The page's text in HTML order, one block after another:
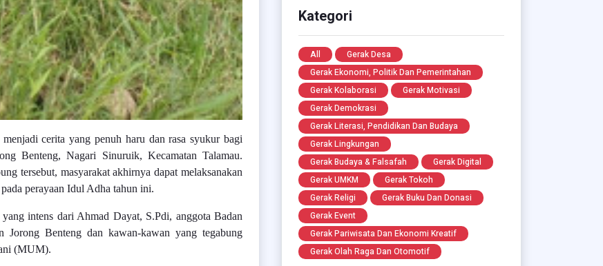
cerita yang penuh haru dan rasa syukur bagi
Benteng, Nagari Sinuruik, Kecamatan Talamau.
tersebut, masyarakat akhirnya dapat melaksanakan
perayaan Idul Adha tahun ini.
intens dari Ahmad Dayat, S.Pdi, anggota Badan
Benteng dan kawan-kawan yang tegabung
(MUM).
Kategori
All
Gerak Desa
Gerak Ekonomi, Politik Dan Pemerintahan
Gerak Kolaborasi
Gerak Motivasi
Gerak Demokrasi
Gerak Literasi, Pendidikan Dan Budaya
Gerak Lingkungan
Gerak Budaya & Falsafah
Gerak Digital
Gerak UMKM
Gerak Tokoh
Gerak Religi
Gerak Buku Dan Donasi
Gerak Event
Gerak Pariwisata Dan Ekonomi Kreatif
Gerak Olah Raga Dan Otomotif